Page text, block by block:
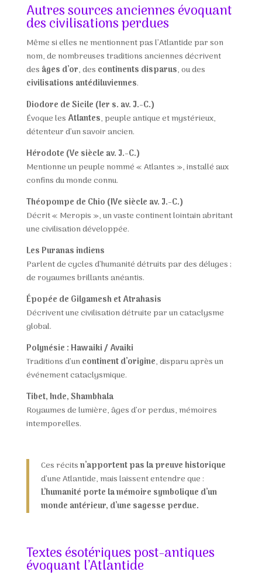
Autres sources anciennes évoquant
des civilisations perdues
Même si elles ne mentionnent pas l’Atlantide par son
nom, de nombreuses traditions anciennes décrivent
des âges d’or, des continents disparus, ou des
civilisations antédiluviennes.
Diodore de Sicile (Ier s. av. J.-C.)
Évoque les Atlantes, peuple antique et mystérieux,
détenteur d’un savoir ancien.
Hérodote (Ve siècle av. J.-C.)
Mentionne un peuple nommé « Atlantes », installé aux
confins du monde connu.
Théopompe de Chio (IVe siècle av. J.-C.)
Décrit « Meropis », un vaste continent lointain abritant
une civilisation développée.
Les Puranas indiens
Parlent de cycles d’humanité détruits par des déluges ;
de royaumes brillants anéantis.
Épopée de Gilgamesh et Atrahasis
Décrivent une civilisation détruite par un cataclysme
global.
Polynésie : Hawaiki / Avaiki
Traditions d’uncontinent d’origine, disparu après un
événement cataclysmique.
Tibet, Inde, Shambhala
Royaumes de lumière, âges d’or perdus, mémoires
intemporelles.
Ces récitsn’apportent pas la preuve historique
d’une Atlantide, mais laissent entendre que :
L’humanité porte la mémoire symbolique d’un
monde antérieur, d’une sagesse perdue.
Textes ésotériques post-antiques
évoquant l’Atlantide